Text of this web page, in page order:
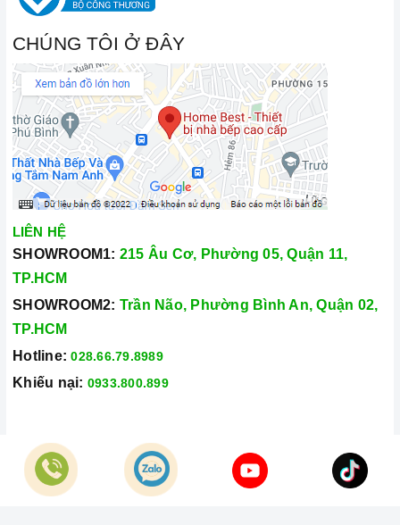
CHÚNG TÔI Ở ĐÂY
LIÊN HỆ
SHOWROOM1: 215 Âu Cơ, Phường 05, Quận 11,
TP.HCM
SHOWROOM2: Trần Não, Phường Bình An, Quận 02,
TP.HCM
Hotline: 028.66.79.8989
Khiếu nại: 0933.800.899
© Bản quyền thuộc vềCông Ty TNHH Home Best Việt Nam
Cung cấp bởi
Sapo